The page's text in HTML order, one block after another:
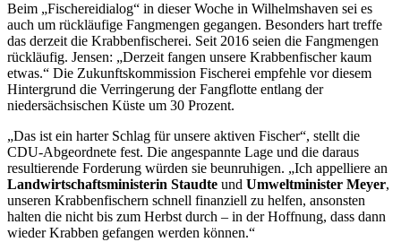
Beim „Fischereidialog“ in dieser Woche in Wilhelmshaven sei es
auch um rückläufige Fangmengen gegangen. Besonders hart treffe
das derzeit die Krabbenfischerei. Seit 2016 seien die Fangmengen
rückläufig. Jensen: „Derzeit fangen unsere Krabbenfischer kaum
etwas.“ Die Zukunftskommission Fischerei empfehle vor diesem
Hintergrund die Verringerung der Fangflotte entlang der
niedersächsischen Küste um 30 Prozent.
„Das ist ein harter Schlag für unsere aktiven Fischer“, stellt die
CDU-Abgeordnete fest. Die angespannte Lage und die daraus
resultierende Forderung würden sie beunruhigen. „Ich appelliere an
Landwirtschaftsministerin Staudte und Umweltminister Meyer,
unseren Krabbenfischern schnell finanziell zu helfen, ansonsten
halten die nicht bis zum Herbst durch – in der Hoffnung, dass dann
wieder Krabben gefangen werden können.“